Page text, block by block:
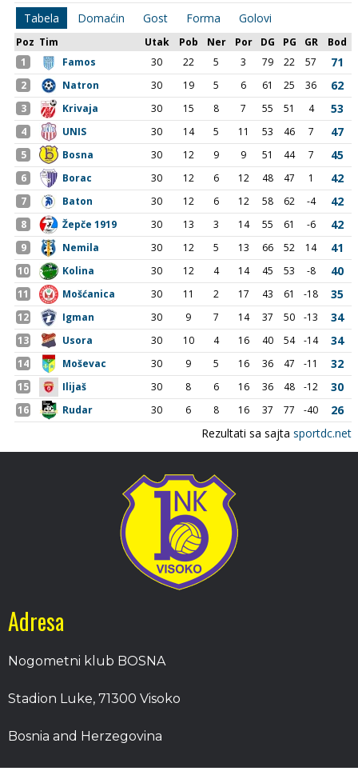
Adresa
Nogometni klub BOSNA
Stadion Luke, 71300 Visoko
Bosnia and Herzegovina